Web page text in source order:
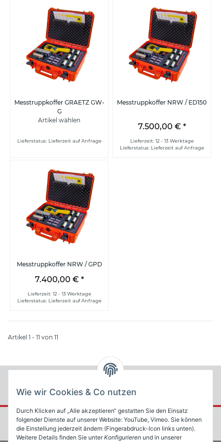
Messtruppkoffer GRAETZ GW-
G
Artikel wählen
Lieferstatus: Lieferzeit auf Anfrage
Messtruppkoffer NRW / ED150
7.500,00 € *
Lieferzeit: 12 - 13 Werktage
Lieferstatus: Lieferzeit auf Anfrage
Messtruppkoffer NRW / GPD
7.400,00 € *
Lieferzeit: 12 - 13 Werktage
Lieferstatus: Lieferzeit auf Anfrage
Artikel 1 - 11 von 11
Wie wir Cookies & Co nutzen
Durch Klicken auf „Alle akzeptieren“ gestatten Sie den Einsatz
folgender Dienste auf unserer Website: YouTube, Vimeo. Sie können
die Einstellung jederzeit ändern (Fingerabdruck-Icon links unten).
Weitere Details finden Sie unterKonfigurieren und in unserer